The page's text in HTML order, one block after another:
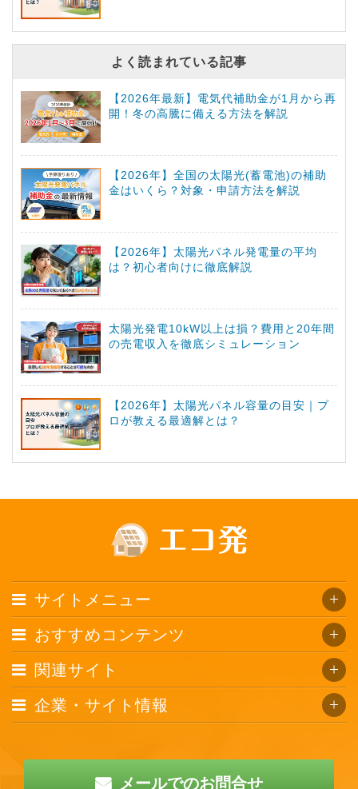
よく読まれている記事
【2026年最新】電気代補助金が1月から再
開！冬の高騰に備える方法を解説
【2026年】全国の太陽光(蓄電池)の補助
金はいくら？対象・申請方法を解説
【2026年】太陽光パネル発電量の平均
は？初心者向けに徹底解説
太陽光発電10kW以上は損？費用と20年間
の売電収入を徹底シミュレーション
【2026年】太陽光パネル容量の目安｜プ
ロが教える最適解とは？
サイトメニュー
おすすめコンテンツ
関連サイト
企業・サイト情報
メールでのお問合せ